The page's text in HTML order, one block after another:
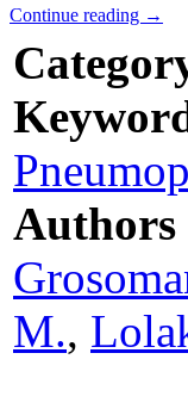
Continue reading →
M.,